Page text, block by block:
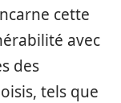
cette
avec
des
tels que